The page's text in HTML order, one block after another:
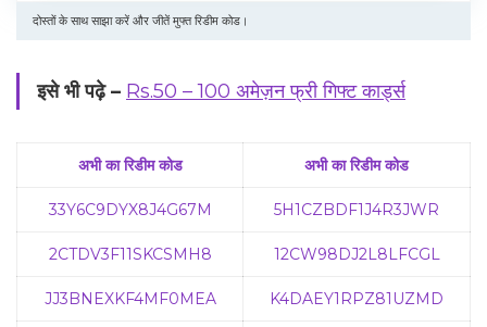
दोस्तों के साथ साझा करें और जीतें मुफ्त रिडीम कोड।
इसे भी पढ़े – Rs.50 – 100 अमेज़न फ्री गिफ्ट कार्ड्स
अभी का रिडीम कोड अभी का रिडीम कोड
33Y6C9DYX8J4G67M 5H1CZBDF1J4R3JWR
2CTDV3F11SKCSMH8 12CW98DJ2L8LFCGL
JJ3BNEXKF4MF0MEA K4DAEY1RPZ81UZMD